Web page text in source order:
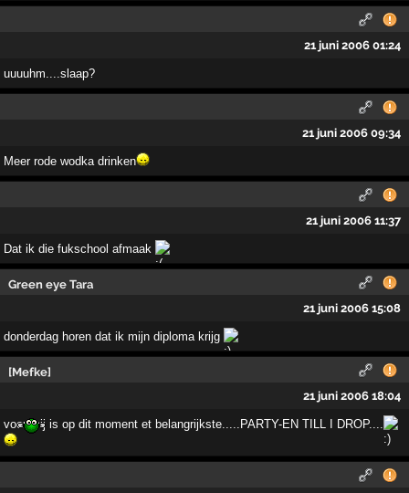
21 juni 2006 01:24
uuuuhm....slaap?
21 juni 2006 09:34
Meer rode wodka drinken
21 juni 2006 11:37
Dat ik die fukschool afmaak
Green eye Tara
21 juni 2006 15:08
donderdag horen dat ik mijn diploma krijg
[Mefke]
21 juni 2006 18:04
voor mij is op dit moment et belangrijkste.....PARTY-EN TILL I DROP....